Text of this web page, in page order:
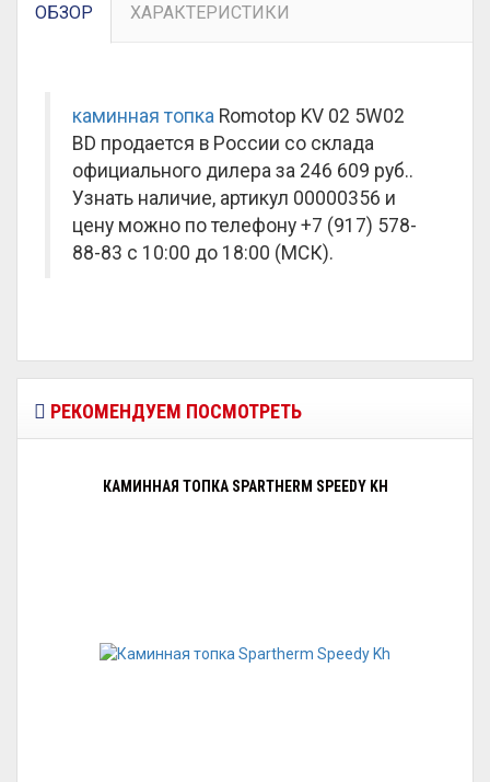
ОБЗОР ХАРАКТЕРИСТИКИ
каминная топка Romotop KV 02 5W02
BD продается в России со склада
официального дилера за 246 609 руб..
Узнать наличие, артикул 00000356 и
цену можно по телефону +7 (917) 578-
88-83 с 10:00 до 18:00 (МСК).
РЕКОМЕНДУЕМ ПОСМОТРЕТЬ
КАМИННАЯ ТОПКА SPARTHERM SPEEDY KH